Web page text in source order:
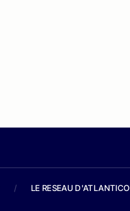
/ LE RESEAU D'ATLANTICO